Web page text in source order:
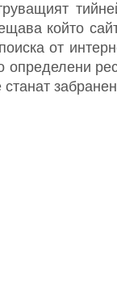
който
от
определени